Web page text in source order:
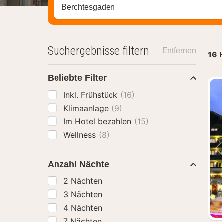
Stadt, Region oder Hotel suchen
16
Suchergebnisse filtern Entfernen
Beliebte Filter
Inkl. Frühstück (16)
Klimaanlage (9)
Im Hotel bezahlen (15)
Wellness (8)
Anzahl Nächte
2 Nächten
3 Nächten
4 Nächten